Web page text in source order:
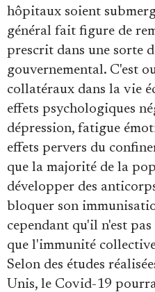
hôpitaux soient
général fait figure de
prescrit dans une sorte
gouvernemental. C'est
collatéraux dans la vie
effets psychologiques
dépression, fatigue
effets pervers du
que la majorité de la
développer des
bloquer son
cependant qu'il n'est
que l'immunité
Selon des études
Unis, le Covid-19